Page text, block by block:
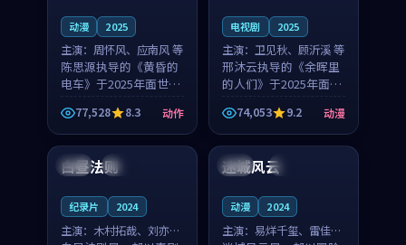
动漫 2025
主演： 周怀风、应南风 等
陈思源执导的《黄昏的
电车》于2025年面世，
日本的城市气质与渔村
故事的人物心境共同构
筑了影片基调。周怀
风、应南风用细腻的表
演撑起整部动作电影，
77,528 8.3 动作
电视剧 2025
主演： 卫见秋、顾沂溪 等
邢沐云执导的《余晖里
的人们》于2025年面
世，泰国的城市气质与
小镇生活的人物心境共
同构筑了影片基调。卫
见秋、顾沂溪用细腻的
表演撑起整部动漫电
74,053 9.2 动漫
中国 院线
白昼法则
纪录片 2024
主演： 木村拓哉、刘亦菲
中国 4K
迷城风云
动漫 2024
主演： 易烊千玺、雷佳音